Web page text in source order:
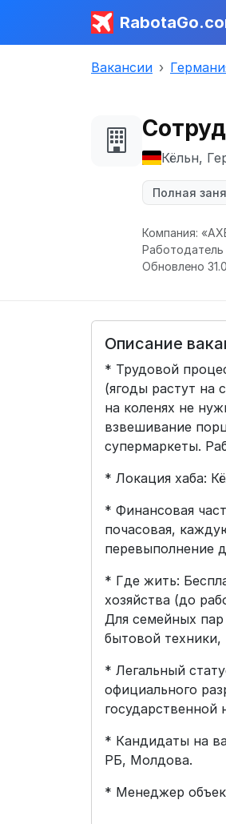
Вакансии
Кёльн,
Полная
Компания:
Работодатель
Обновлено
Описание
* Трудовой
(ягоды растут на
на коленях не
взвешивание
супермаркеты.
* Локация хаба:
* Финансовая
почасовая,
перевыполнение
* Где жить:
хозяйства (до
Для семейных
бытовой техники,
* Легальный
официального
государственной
* Кандидаты на
РБ, Молдова.
* Менеджер